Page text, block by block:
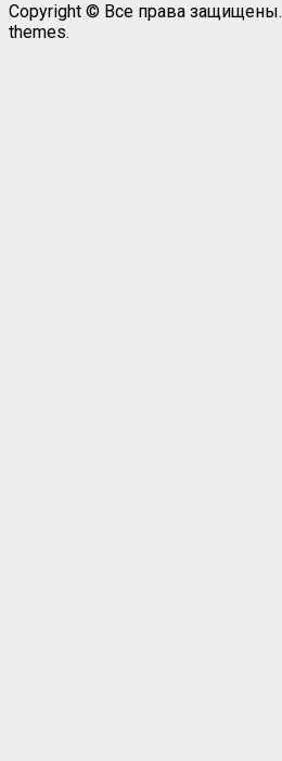
Copyright © Все права защищены.
themes.